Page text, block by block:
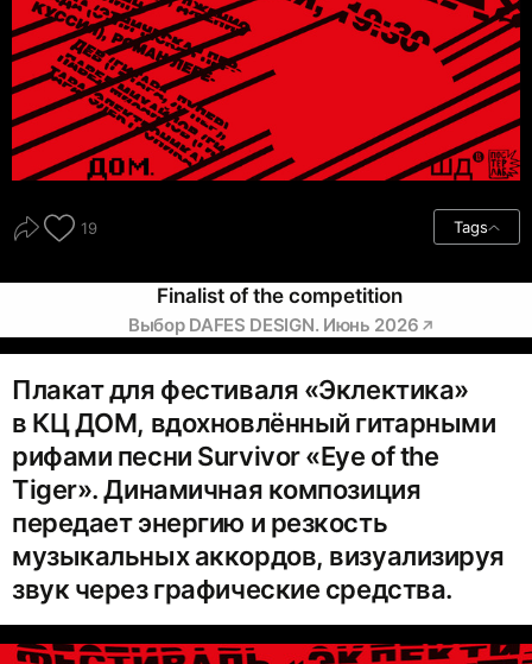
19 Tags
Finalist of the competition
Выбор DAFES DESIGN. Июнь 2026
Плакат для фестиваля «Эклектика»
в КЦ ДОМ, вдохновлённый гитарными
рифами песни Survivor «Eye of the
Tiger». Динамичная композиция
передает энергию и резкость
музыкальных аккордов, визуализируя
звук через графические средства.